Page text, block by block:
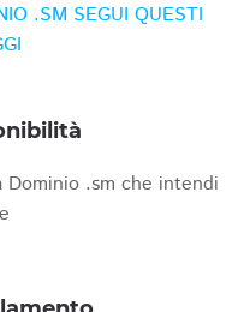
.SM SEGUI QUESTI
.sm che intendi